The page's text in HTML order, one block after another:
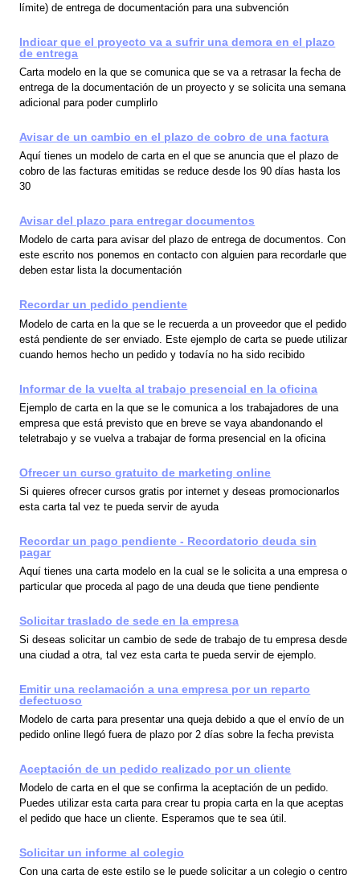
límite) de entrega de documentación para una subvención
Indicar que el proyecto va a sufrir una demora en el plazo
de entrega
Carta modelo en la que se comunica que se va a retrasar la fecha de
entrega de la documentación de un proyecto y se solicita una semana
adicional para poder cumplirlo
Avisar de un cambio en el plazo de cobro de una factura
Aquí tienes un modelo de carta en el que se anuncia que el plazo de
cobro de las facturas emitidas se reduce desde los 90 días hasta los
30
Avisar del plazo para entregar documentos
Modelo de carta para avisar del plazo de entrega de documentos. Con
este escrito nos ponemos en contacto con alguien para recordarle que
deben estar lista la documentación
Recordar un pedido pendiente
Modelo de carta en la que se le recuerda a un proveedor que el pedido
está pendiente de ser enviado. Este ejemplo de carta se puede utilizar
cuando hemos hecho un pedido y todavía no ha sido recibido
Informar de la vuelta al trabajo presencial en la oficina
Ejemplo de carta en la que se le comunica a los trabajadores de una
empresa que está previsto que en breve se vaya abandonando el
teletrabajo y se vuelva a trabajar de forma presencial en la oficina
Ofrecer un curso gratuito de marketing online
Si quieres ofrecer cursos gratis por internet y deseas promocionarlos
esta carta tal vez te pueda servir de ayuda
Recordar un pago pendiente - Recordatorio deuda sin
pagar
Aquí tienes una carta modelo en la cual se le solicita a una empresa o
particular que proceda al pago de una deuda que tiene pendiente
Solicitar traslado de sede en la empresa
Si deseas solicitar un cambio de sede de trabajo de tu empresa desde
una ciudad a otra, tal vez esta carta te pueda servir de ejemplo.
Emitir una reclamación a una empresa por un reparto
defectuoso
Modelo de carta para presentar una queja debido a que el envío de un
pedido online llegó fuera de plazo por 2 días sobre la fecha prevista
Aceptación de un pedido realizado por un cliente
Modelo de carta en el que se confirma la aceptación de un pedido.
Puedes utilizar esta carta para crear tu propia carta en la que aceptas
el pedido que hace un cliente. Esperamos que te sea útil.
Solicitar un informe al colegio
Con una carta de este estilo se le puede solicitar a un colegio o centro